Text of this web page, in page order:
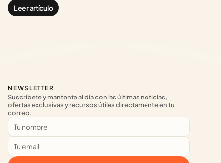
Leer artículo
NEWSLETTER
Suscríbete y mantente al día con las últimas noticias,
ofertas exclusivas y recursos útiles directamente en tu
correo.